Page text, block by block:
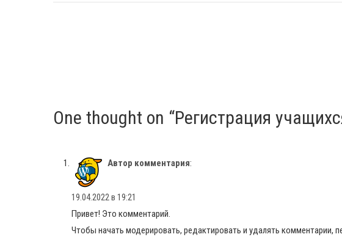
One thought on “Регистрация
Автор комментария:
19.04.2022 в 19:21
Привет! Это комментарий.
Чтобы начать модерировать, редактировать и удалять комментарии,